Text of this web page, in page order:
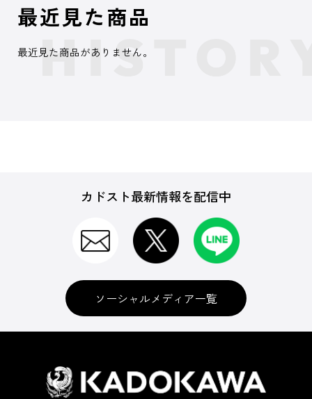
最近見た商品
最近見た商品がありません。
カドスト最新情報を配信中
ソーシャルメディア一覧